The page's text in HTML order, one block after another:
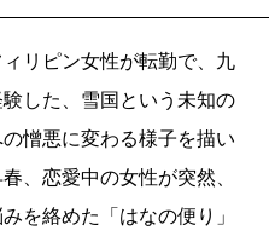
リピン女性が転勤で、九
した、雪国という未知の
憎悪に変わる様子を描い
、恋愛中の女性が突然、
を絡めた「はなの便り」